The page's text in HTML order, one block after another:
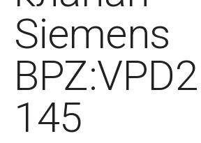
Siemens
145